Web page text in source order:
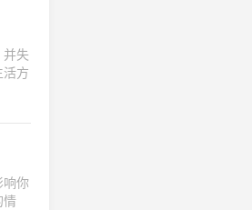
并失
活方
响你
情